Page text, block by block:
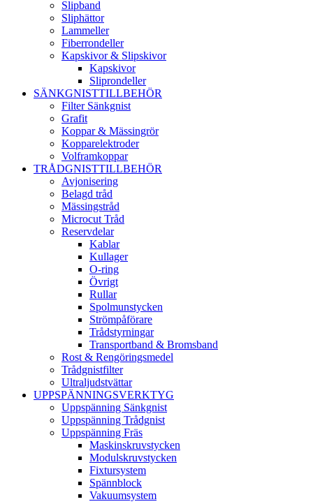
Slipband
Sliphättor
Lammeller
Fiberrondeller
Kapskivor & Slipskivor
Kapskivor
Sliprondeller
SÄNKGNISTTILLBEHÖR
Filter Sänkgnist
Grafit
Koppar & Mässingrör
Kopparelektroder
Volframkoppar
TRÅDGNISTTILLBEHÖR
Avjonisering
Belagd tråd
Mässingstråd
Microcut Tråd
Reservdelar
Kablar
Kullager
O-ring
Övrigt
Rullar
Spolmunstycken
Strömpåförare
Trådstyrningar
Transportband & Bromsband
Rost & Rengöringsmedel
Trådgnistfilter
Ultraljudstvättar
UPPSPÄNNINGSVERKTYG
Uppspänning Sänkgnist
Uppspänning Trådgnist
Uppspänning Fräs
Maskinskruvstycken
Modulskruvstycken
Fixtursystem
Spännblock
Vakuumsystem